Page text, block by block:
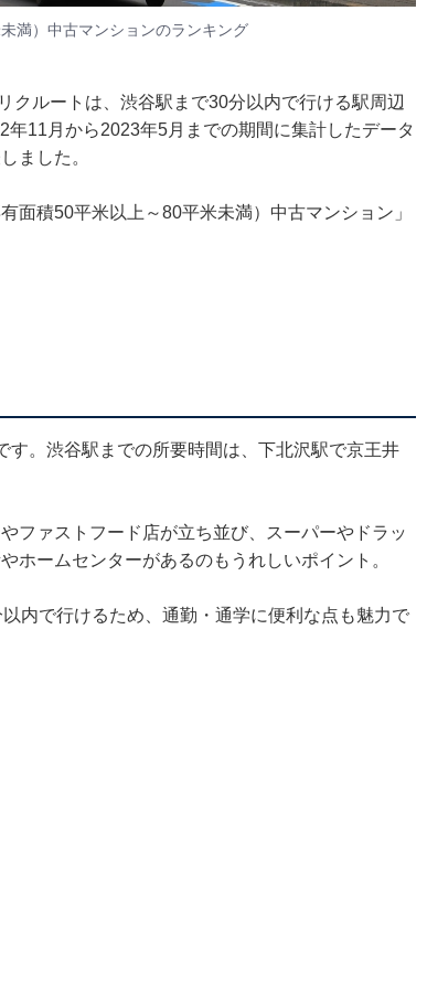
満）中古マンションのランキング
クルートは、渋谷駅まで30分以内で行ける駅周辺
11月から2023年5月までの期間に集計したデータ
ました。
面積50平米以上～80平米未満）中古マンション」
。渋谷駅までの所要時間は、下北沢駅で京王井
ファストフード店が立ち並び、スーパーやドラッ
ホームセンターがあるのもうれしいポイント。
内で行けるため、通勤・通学に便利な点も魅力で